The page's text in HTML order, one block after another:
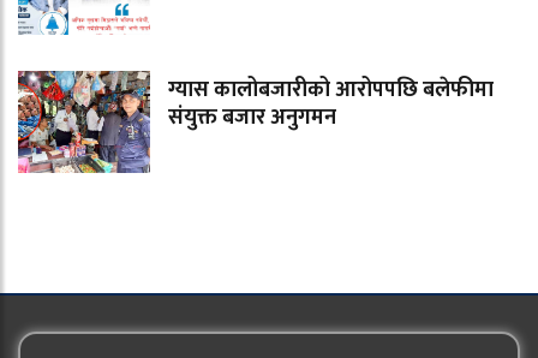
ग्यास कालोबजारीको आरोपपछि बलेफीमा
संयुक्त बजार अनुगमन